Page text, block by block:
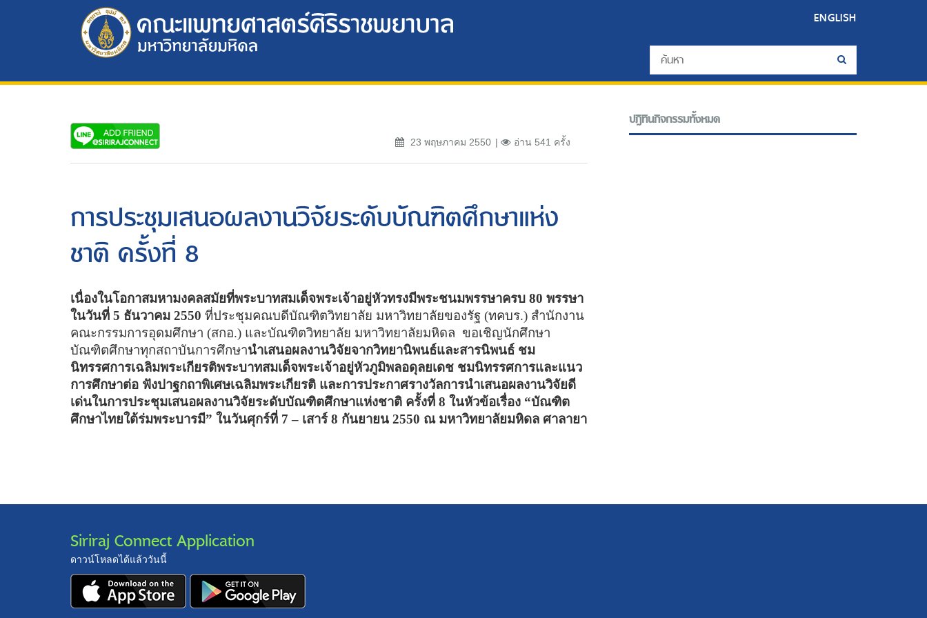
ENGLISH
23 พฤษภาคม 2550 อ่าน 541 ครั้ง
การประชุมเสนอผลงานวิจัยระดับบัณฑิตศึกษาแห่ง
ชาติ ครั้งที่ 8
เนื่องในโอกาสมหามงคลสมัยที่พระบาทสมเด็จพระเจ้าอยู่หัวทรงมีพระชนมพรรษาครบ 80 พรรษา
ในวันที่ 5 ธันวาคม 2550 ที่ประชุมคณบดีบัณฑิตวิทยาลัย มหาวิทยาลัยของรัฐ (ทคบร.) สำนักงาน
คณะกรรมการอุดมศึกษา (สกอ.) และบัณฑิตวิทยาลัย มหาวิทยาลัยมหิดล ขอเชิญนักศึกษา
บัณฑิตศึกษาทุกสถาบันการศึกษานำเสนอผลงานวิจัยจากวิทยานิพนธ์และสารนิพนธ์ ชม
นิทรรศการเฉลิมพระเกียรติพระบาทสมเด็จพระเจ้าอยู่หัวภูมิพลอดุลยเดช ชมนิทรรศการและแนว
การศึกษาต่อ ฟังปาฐกถาพิเศษเฉลิมพระเกียรติ และการประกาศรางวัลการนำเสนอผลงานวิจัยดี
เด่นในการประชุมเสนอผลงานวิจัยระดับบัณฑิตศึกษาแห่งชาติ ครั้งที่ 8 ในหัวข้อเรื่อง “บัณฑิต
ศึกษาไทยใต้ร่มพระบารมี” ในวันศุกร์ที่ 7– เสาร์ 8 กันยายน 2550 ณ มหาวิทยาลัยมหิดล ศาลายา
ปฎิทินกิจกรรมทั้งหมด
Siriraj Connect Application
ดาวน์โหลดได้แล้ววันนี้